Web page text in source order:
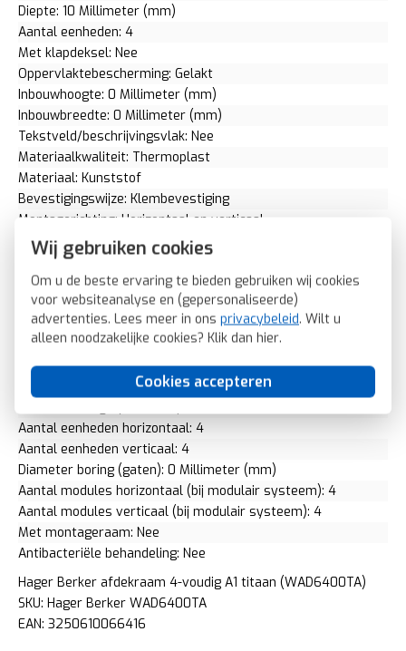
Wij gebruiken cookies
Om u de beste ervaring te bieden gebruiken wij cookies
voor websiteanalyse en (gepersonaliseerde)
advertenties. Lees meer in ons privacybeleid. Wilt u
alleen noodzakelijke cookies? Klik dan hier.
Cookies accepteren
Diepte: 10 Millimeter (mm)
Aantal eenheden: 4
Met klapdeksel: Nee
Oppervlaktebescherming: Gelakt
Inbouwhoogte: 0 Millimeter (mm)
Inbouwbreedte: 0 Millimeter (mm)
Tekstveld/beschrijvingsvlak: Nee
Materiaalkwaliteit: Thermoplast
Materiaal: Kunststof
Bevestigingswijze: Klembevestiging
Montagerichting: Horizontaal en verticaal
RAL-nummer (vergelijkbaar): 9006
Slagvastheid: IK05
Beschermingsgraad (IP): IP20
Geschikt voor vloerpot: Ja
Transparant: Nee
Uitvoering oppervlakte: Mat
Geschikt voor wandgoot: Ja
Geschikt voor inbouwinstallatie (geen stucwerk): Ja
Aantal eenheden horizontaal: 4
Aantal eenheden verticaal: 4
Diameter boring (gaten): 0 Millimeter (mm)
Aantal modules horizontaal (bij modulair systeem): 4
Aantal modules verticaal (bij modulair systeem): 4
Met montageraam: Nee
Antibacteriële behandeling: Nee
Hager Berker afdekraam 4-voudig A1 titaan (WAD6400TA)
SKU: Hager Berker WAD6400TA
EAN: 3250610066416